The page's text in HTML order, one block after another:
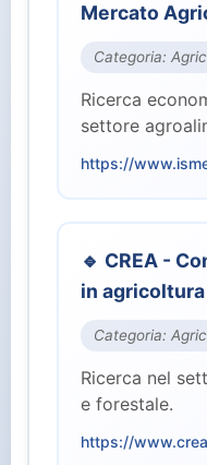
🏭 Industria e
🏛️ Istituzioni
🎓 Istruzione e
🏥 Salute (4)
Mercato
Categoria:
Ricerca
settore
https://
🔹 CREA -
in agricoltura
Categoria:
Ricerca nel
e forestale.
https://